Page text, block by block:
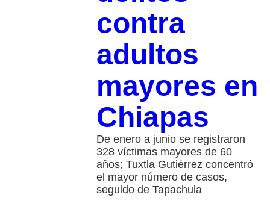
contra
adultos
mayores en
Chiapas
De enero a junio se registraron
328 víctimas mayores de 60
años; Tuxtla Gutiérrez concentró
el mayor número de casos,
seguido de Tapachula